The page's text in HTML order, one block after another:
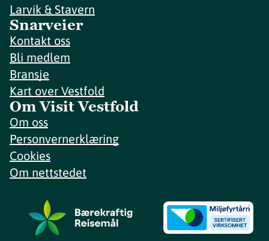
Larvik & Stavern
Snarveier
Kontakt oss
Bli medlem
Bransje
Kart over Vestfold
Om Visit Vestfold
Om oss
Personvernerklæring
Cookies
Om nettstedet